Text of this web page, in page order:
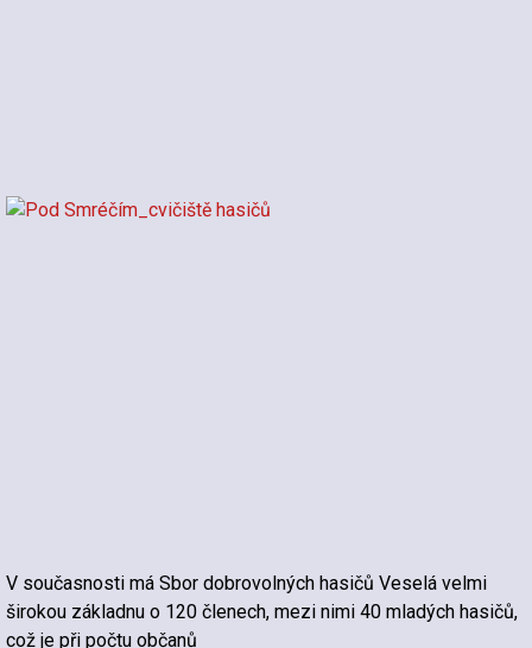
V současnosti má Sbor dobrovolných hasičů Veselá velmi
širokou základnu o 120 členech, mezi nimi 40 mladých hasičů,
což je při počtu občanů